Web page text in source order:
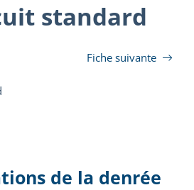
standard
Fiche suivante
de la denrée